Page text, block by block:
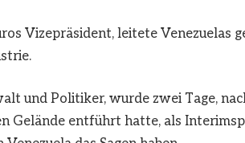
Vizepräsident, leitete Venezuelas
und Politiker, wurde zwei Tage,
Gelände entführt hatte, als